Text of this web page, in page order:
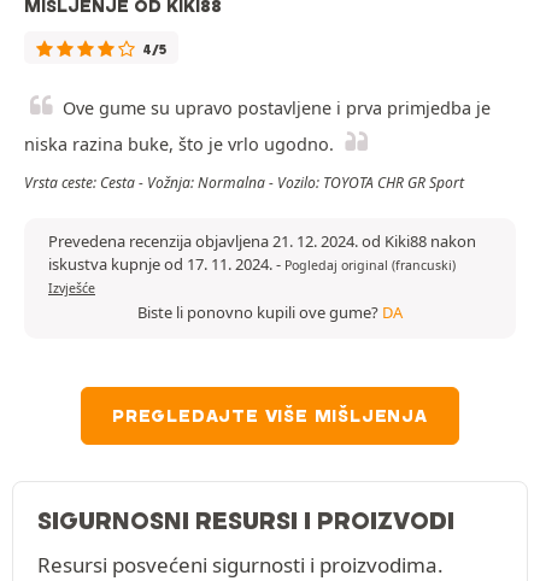
MIŠLJENJE OD KIKI88
4/5
Ove gume su upravo postavljene i prva primjedba je
niska razina buke, što je vrlo ugodno.
Vrsta ceste: Cesta - Vožnja: Normalna - Vozilo: TOYOTA CHR GR Sport
Prevedena recenzija objavljena 21. 12. 2024. od Kiki88 nakon
iskustva kupnje od 17. 11. 2024.- Pogledaj original (francuski)
Izvješće
Biste li ponovno kupili ove gume? DA
PREGLEDAJTE VIŠE MIŠLJENJA
SIGURNOSNI RESURSI I PROIZVODI
Resursi posvećeni sigurnosti i proizvodima.